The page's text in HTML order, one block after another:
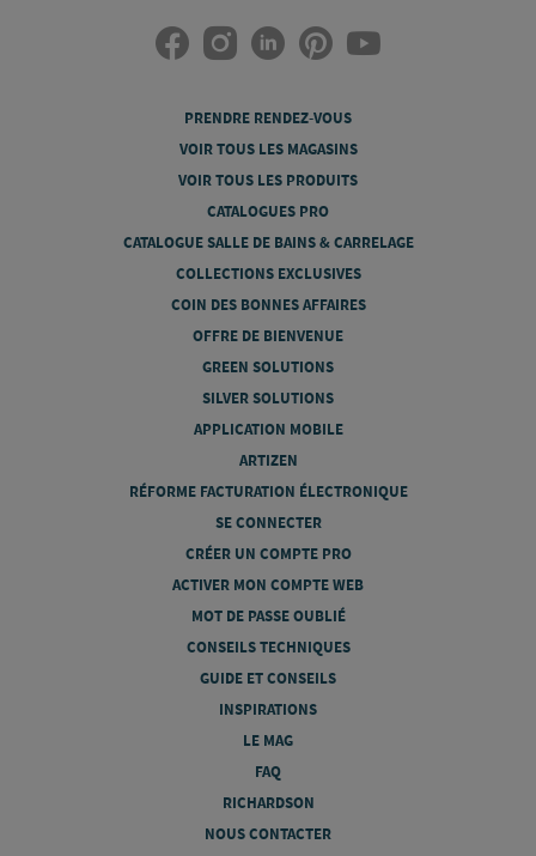
PRENDRE RENDEZ-VOUS
VOIR TOUS LES MAGASINS
VOIR TOUS LES PRODUITS
CATALOGUES PRO
CATALOGUE SALLE DE BAINS & CARRELAGE
COLLECTIONS EXCLUSIVES
COIN DES BONNES AFFAIRES
OFFRE DE BIENVENUE
GREEN SOLUTIONS
SILVER SOLUTIONS
APPLICATION MOBILE
ARTIZEN
RÉFORME FACTURATION ÉLECTRONIQUE
SE CONNECTER
CRÉER UN COMPTE PRO
ACTIVER MON COMPTE WEB
MOT DE PASSE OUBLIÉ
CONSEILS TECHNIQUES
GUIDE ET CONSEILS
INSPIRATIONS
LE MAG
FAQ
RICHARDSON
NOUS CONTACTER